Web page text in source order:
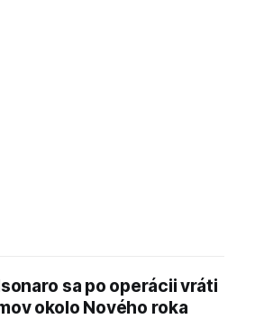
sa po operácii vráti
okolo Nového roka